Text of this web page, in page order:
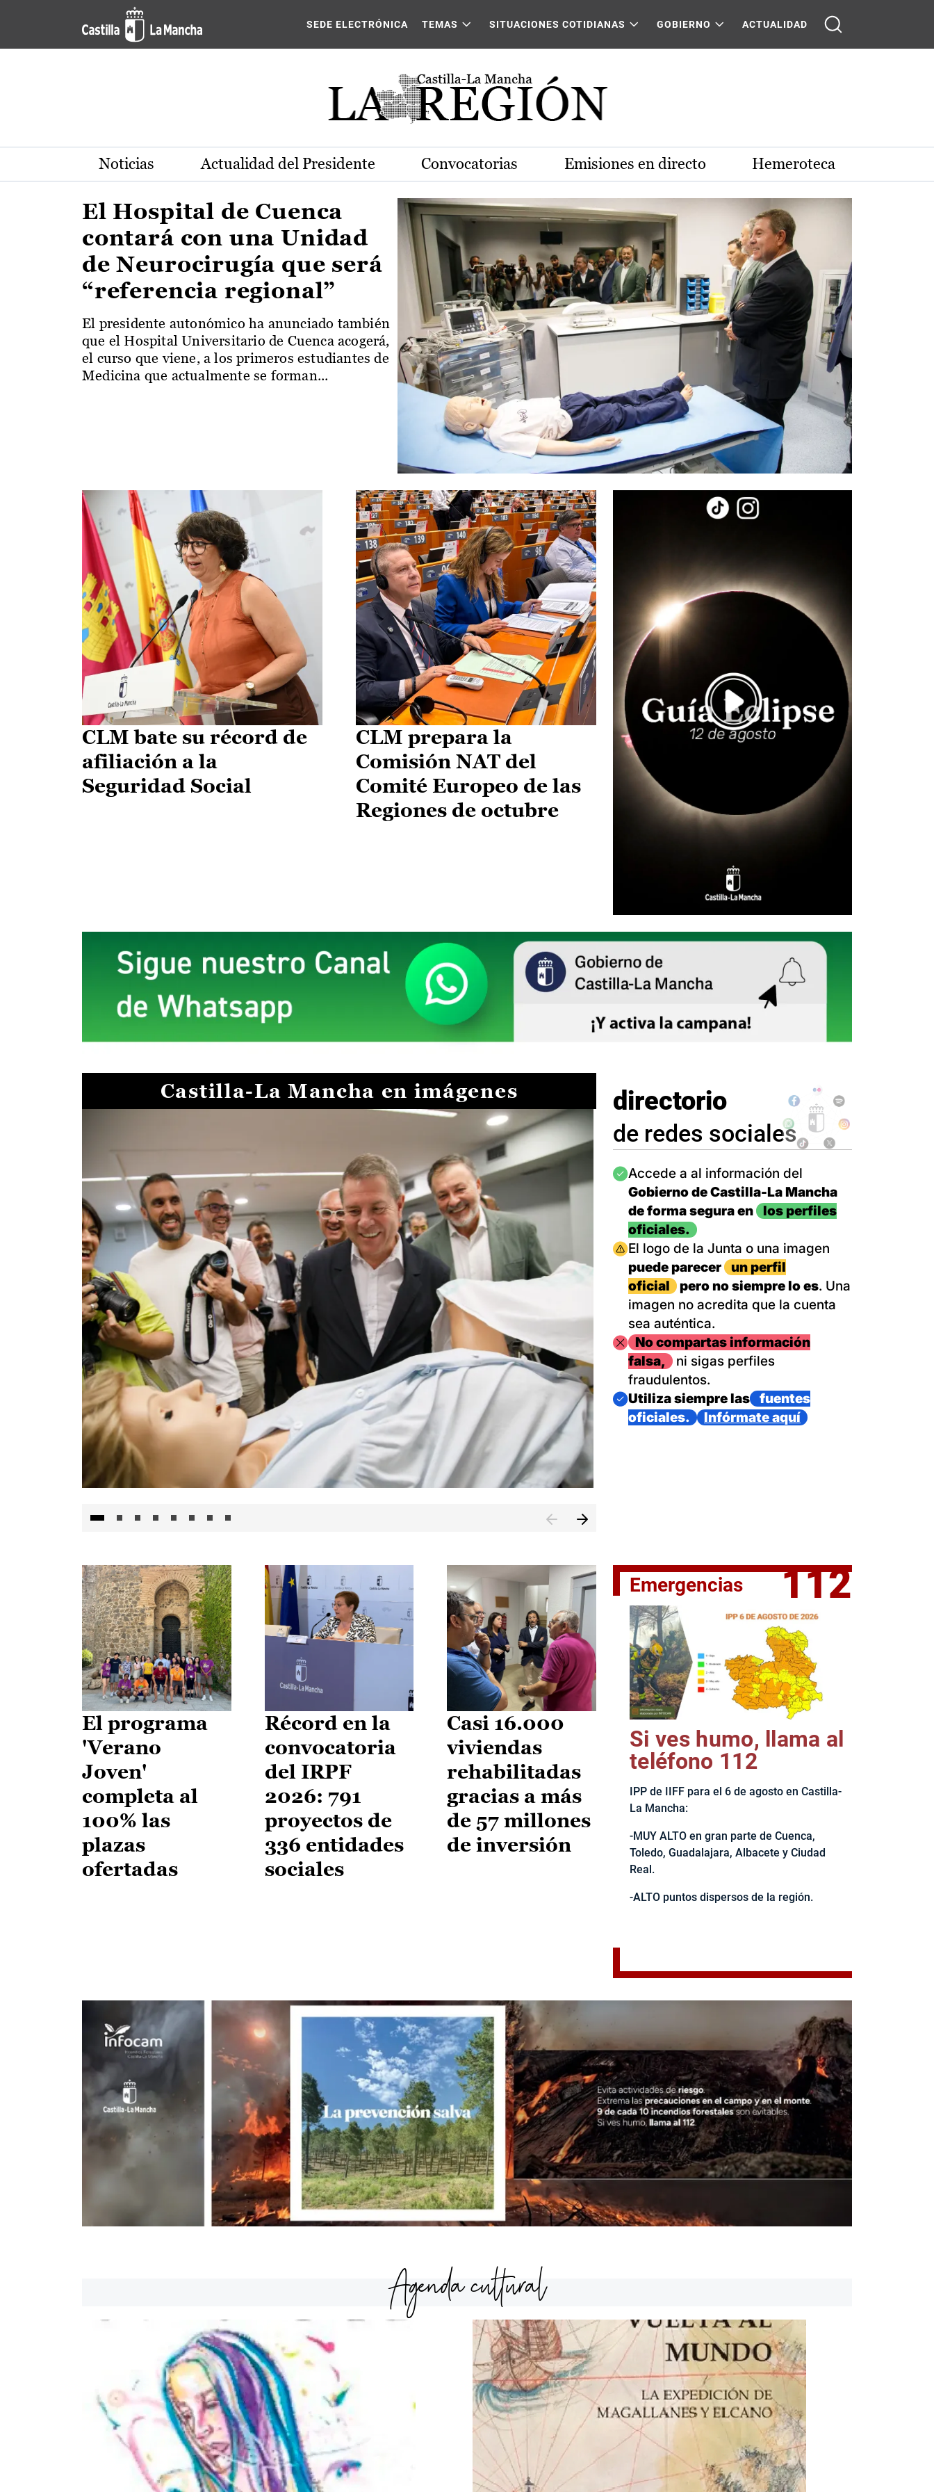
Pasar al contenido principal
Actualidad de la región de Castilla-La Mancha
SEDE ELECTRÓNICA TEMAS SITUACIONES COTIDIANAS GOBIERNO ACTUALIDAD
Noticias Actualidad del Presidente Convocatorias Emisiones en directo Hemeroteca
El Hospital de Cuenca
contará con una Unidad
de Neurocirugía que será
“referencia regional”
El presidente autonómico ha anunciado también
que el Hospital Universitario de Cuenca acogerá,
el curso que viene, a los primeros estudiantes de
Medicina que actualmente se forman...
CLM bate su récord de
afiliación a la
Seguridad Social
CLM prepara la
Comisión NAT del
Comité Europeo de las
Regiones de octubre
Castilla-La Mancha en imágenes
El jefe del Ejecutivo castellanomanchego, Emiliano García-
directorio
de redes sociales
Imagen
Accede a al información del
Gobierno de Castilla-La Mancha
de forma segura en
los perfiles
oficiales.
Imagen
El logo de la Junta o una imagen
puede parecer
un perfil
oficial
pero no siempre lo es. Una
imagen no acredita que la cuenta
sea auténtica.
ImagenNo compartas información
falsa,
ni sigas perfiles
fraudulentos.
Imagen
Utiliza siempre las
fuentes
oficiales.
Infórmate aquí
El programa
'Verano
Joven'
completa al
100% las
plazas
ofertadas
Récord en la
convocatoria
del IRPF
2026: 791
proyectos de
336 entidades
sociales
Casi 16.000
viviendas
rehabilitadas
gracias a más
de 57 millones
de inversión
Emergencias 112
Si ves humo, llama al
teléfono 112
IPP de IIFF para el 6 de agosto en Castilla-
La Mancha:
-MUY ALTO en gran parte de Cuenca,
Toledo, Guadalajara, Albacete y Ciudad
Real.
-ALTO puntos dispersos de la región.
Agenda cultural